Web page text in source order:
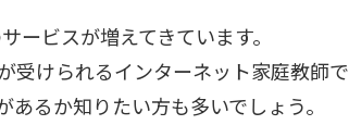
ービスが増えてきています。
けられるインターネット家庭教師
るか知りたい方も多いでしょう。